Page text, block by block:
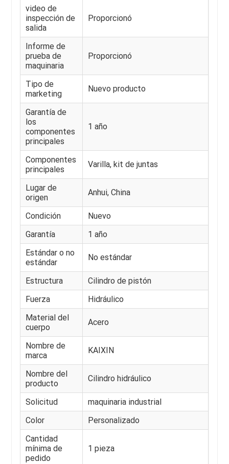
video de
inspección de
salida
Proporcionó
Informe de
prueba de
maquinaria
Proporcionó
Tipo de
marketing
Nuevo producto
Garantía de
los
componentes
principales
1 año
Componentes
principales
Varilla, kit de juntas
Lugar de
origen
Anhui, China
Condición
Nuevo
Garantía
1 año
Estándar o no
estándar
No estándar
Estructura
Cilindro de pistón
Fuerza
Hidráulico
Material del
cuerpo
Acero
Nombre de
marca
KAIXIN
Nombre del
producto
Cilindro hidráulico
Solicitud
maquinaria industrial
Color
Personalizado
Cantidad
mínima de
pedido
1 pieza